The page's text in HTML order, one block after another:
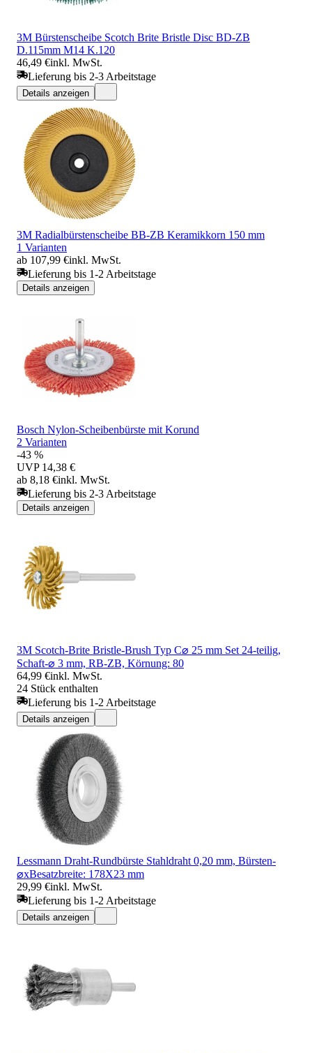
3M Bürstenscheibe Scotch Brite Bristle Disc BD-ZB
D.115mm M14 K.120
46,49 €inkl. MwSt.
Lieferung bis 2-3 Arbeitstage
Details anzeigen
3M Radialbürstenscheibe BB-ZB Keramikkorn 150 mm
1 Varianten
ab 107,99 €inkl. MwSt.
Lieferung bis 1-2 Arbeitstage
Details anzeigen
Bosch Nylon-Scheibenbürste mit Korund
2 Varianten
-43 %
UVP 14,38 €
ab 8,18 €inkl. MwSt.
Lieferung bis 2-3 Arbeitstage
Details anzeigen
3M Scotch-Brite Bristle-Brush Typ C⌀ 25 mm Set 24-teilig,
Schaft-⌀ 3 mm, RB-ZB, Körnung: 80
64,99 €inkl. MwSt.
24 Stück enthalten
Lieferung bis 1-2 Arbeitstage
Details anzeigen
Lessmann Draht-Rundbürste Stahldraht 0,20 mm, Bürsten-
⌀xBesatzbreite: 178X23 mm
29,99 €inkl. MwSt.
Lieferung bis 1-2 Arbeitstage
Details anzeigen